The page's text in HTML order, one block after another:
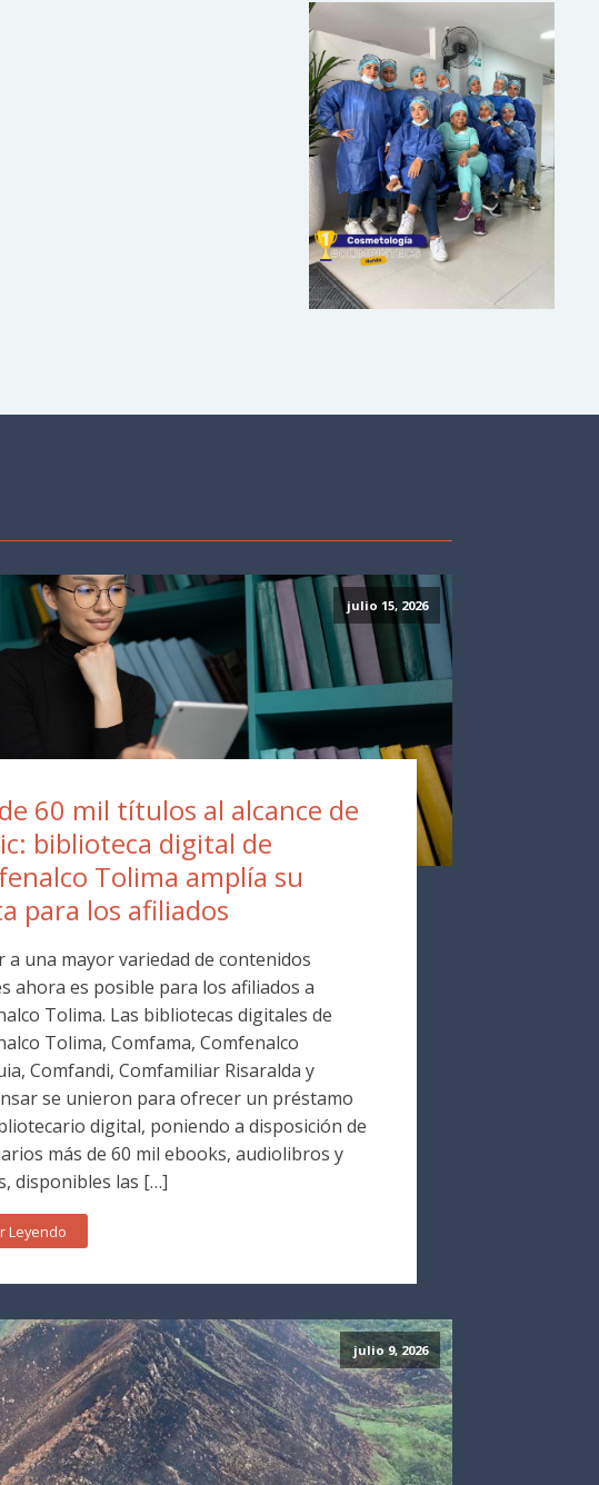
julio 15, 2026
60 mil títulos al alcance de
biblioteca digital de
Tolima amplía su
para los afiliados
a una mayor variedad de contenidos
ahora es posible para los afiliados a
Tolima. Las bibliotecas digitales de
Tolima, Comfama, Comfenalco
Comfandi, Comfamiliar Risaralda y
se unieron para ofrecer un préstamo
digital, poniendo a disposición de
más de 60 mil ebooks, audiolibros y
disponibles las […]
Leyendo
julio 9, 2026